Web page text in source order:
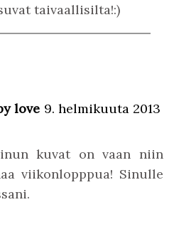
taivaallisilta!:)
love 9. helmikuuta 2013
kuvat on vaan niin
viikonlopppua! Sinulle